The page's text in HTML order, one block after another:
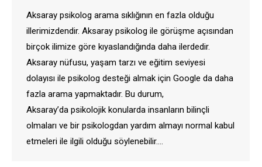
Aksaray psikolog arama sıklığının en fazla olduğu
illerimizdendir. Aksaray psikolog ile görüşme açısından
birçok ilimize göre kıyaslandığında daha ilerdedir.
Aksaray nüfusu, yaşam tarzı ve eğitim seviyesi
dolayısı ile psikolog desteği almak için Google da daha
fazla arama yapmaktadır. Bu durum,
Aksaray’da psikolojik konularda insanların bilinçli
olmaları ve bir psikologdan yardım almayı normal kabul
etmeleri ile ilgili olduğu söylenebilir.…